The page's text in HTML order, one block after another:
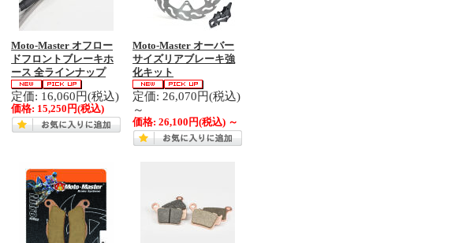
Moto-Master オフロー
ドフロントブレーキホ
ース 全ラインナップ
定価: 16,060円(税込)
価格: 15,250円(税込)
Moto-Master オーバー
サイズリアブレーキ強
化キット
定価: 26,070円(税込)
～
価格:26,100円(税込) ～